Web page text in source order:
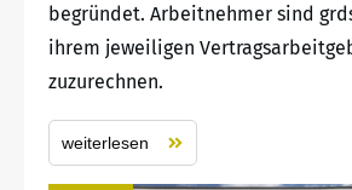
begründet. Arbeitnehmer sind
ihrem jeweiligen
zuzurechnen.
weiterlesen